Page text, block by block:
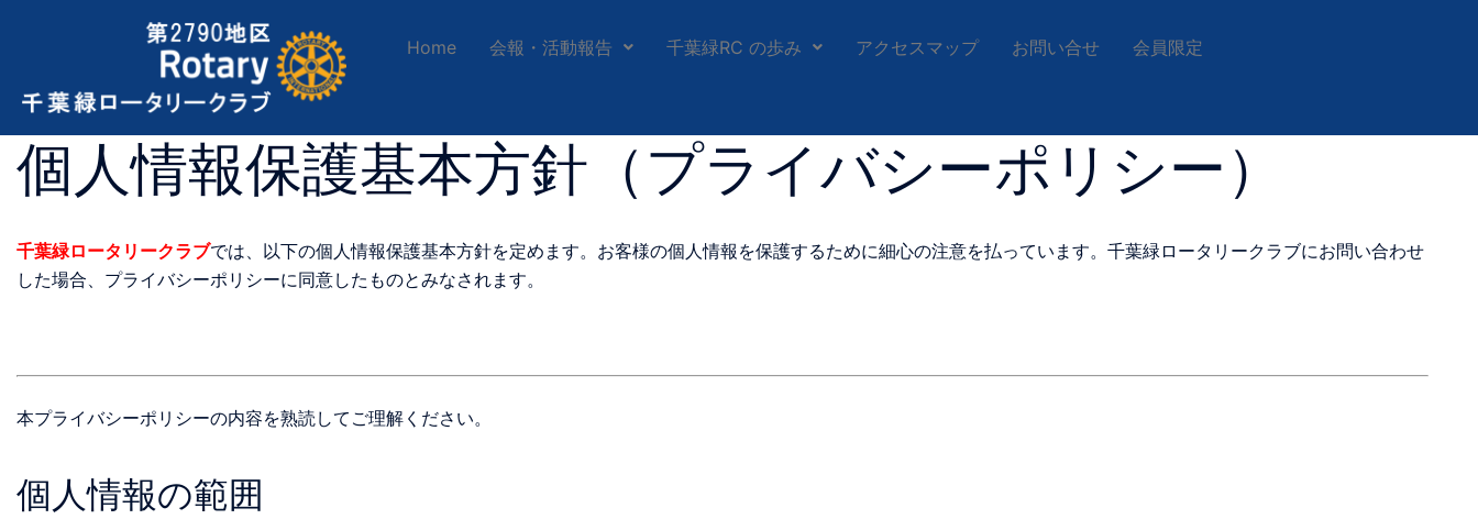
Home 会報・活動報告 千葉緑RC の歩み アクセスマップ お問い合せ 会員限定
個人情報保護基本方針（プライバシーポリシー）
千葉緑ロータリークラブでは、以下の個人情報保護基本方針を定めます。お客様の個人情報を保護するために細心の注意を払っています。千葉緑ロータリークラブにお問い合わせ
した場合、プライバシーポリシーに同意したものとみなされます。
本プライバシーポリシーの内容を熟読してご理解ください。
個人情報の範囲